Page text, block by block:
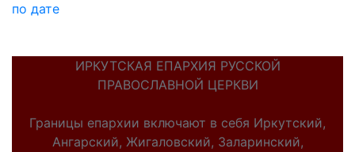
по дате
ИРКУТСКАЯ ЕПАРХИЯ РУССКОЙ
ПРАВОСЛАВНОЙ ЦЕРКВИ
Границы епархии включают в себя Иркутский,
Ангарский, Жигаловский, Заларинский,